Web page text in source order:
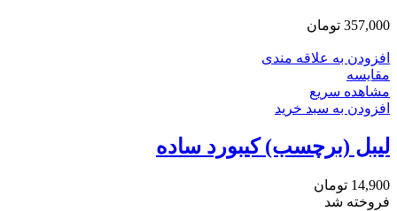
357,000 تومان
افزودن به علاقه مندی
مقایسه
مشاهده سریع
افزودن به سبد خرید
لیبل (برچسب) کیبورد ساده
14,900 تومان
فروخته شد